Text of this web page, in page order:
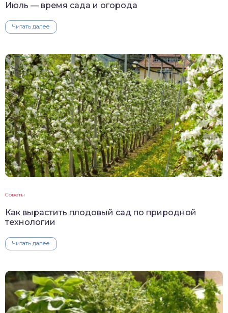
Июль — время сада и огорода
Читать далее
Советы
Как вырастить плодовый сад по природной
технологии
Читать далее